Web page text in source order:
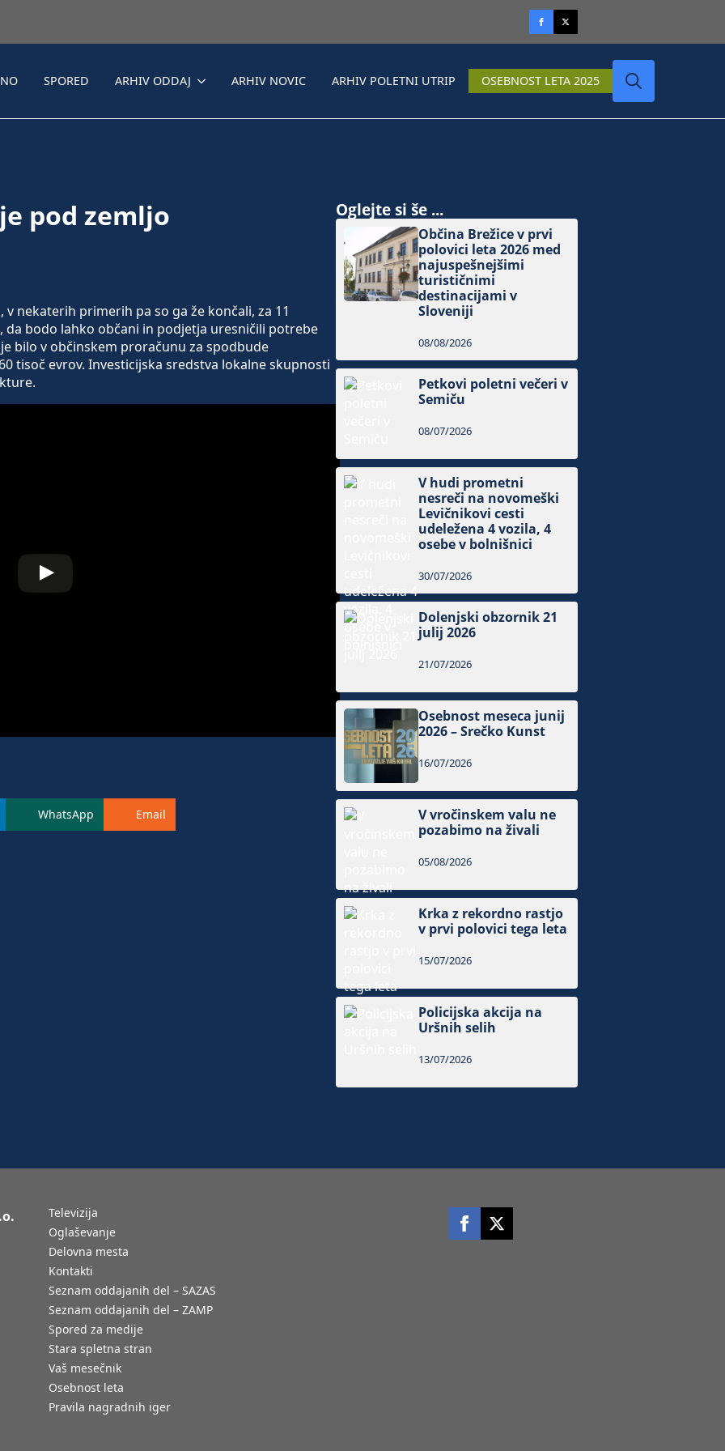
SPORED ARHIV ODDAJ ARHIV NOVIC ARHIV POLETNI UTRIP OSEBNOST LETA 2025
pod zemljo
v nekaterih primerih pa so ga že končali, za 11
bodo lahko občani in podjetja uresničili potrebe
bilo v občinskem proračunu za spodbude
tisoč evrov. Investicijska sredstva lokalne skupnosti
WhatsApp Email
Oglejte si še ...
Občina Brežice v prvi
polovici leta 2026 med
najuspešnejšimi
turističnimi
destinacijami v
Sloveniji
08/08/2026
Petkovi poletni večeri v
Semiču
08/07/2026
V hudi prometni
nesreči na novomeški
Levičnikovi cesti
udeležena 4 vozila, 4
osebe v bolnišnici
30/07/2026
Dolenjski obzornik 21
julij 2026
21/07/2026
Osebnost meseca junij
2026 – Srečko Kunst
16/07/2026
V vročinskem valu ne
pozabimo na živali
05/08/2026
Krka z rekordno rastjo
v prvi polovici tega leta
15/07/2026
Policijska akcija na
Uršnih selih
13/07/2026
Televizija
Oglaševanje
Delovna mesta
Kontakti
Seznam oddajanih del – SAZAS
Seznam oddajanih del – ZAMP
Spored za medije
Stara spletna stran
Vaš mesečnik
Osebnost leta
Pravila nagradnih iger